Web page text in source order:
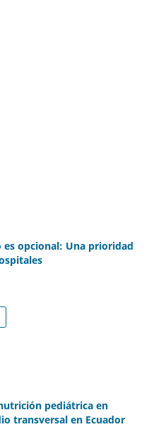
es opcional: Una prioridad
pediátrica en
transversal en Ecuador